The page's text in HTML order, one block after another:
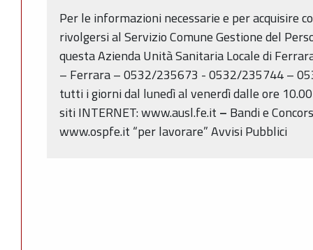
Per le informazioni necessarie e per acquisire
rivolgersi al Servizio Comune Gestione del
questa Azienda Unità Sanitaria Locale di
– Ferrara – 0532/235673 - 0532/235744 –
tutti i giorni dal lunedì al venerdì dalle ore
siti INTERNET: www.ausl.fe.it – Bandi e
www.ospfe.it “per lavorare” Avvisi Pubblici